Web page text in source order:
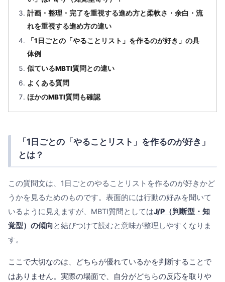
計画・整理・完了を重視する進め方と柔軟さ・余白・流
れを重視する進め方の違い
「1日ごとの「やることリスト」を作るのが好き」の具
体例
似ているMBTI質問との違い
よくある質問
ほかのMBTI質問も確認
「1日ごとの「やることリスト」を作るのが好き」
とは？
この質問文は、1日ごとのやることリストを作るのが好きかど
うかを見るためのものです。表面的には行動の好みを聞いて
いるように見えますが、MBTI質問としてはJ/P（判断型・知
覚型）の傾向と結びつけて読むと意味が整理しやすくなりま
す。
ここで大切なのは、どちらが優れているかを判断することで
はありません。実際の場面で、自分がどちらの反応を取りや